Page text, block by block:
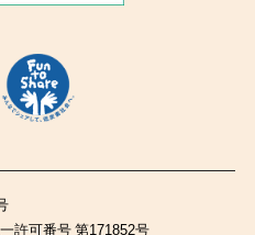
許可番号 第171852号